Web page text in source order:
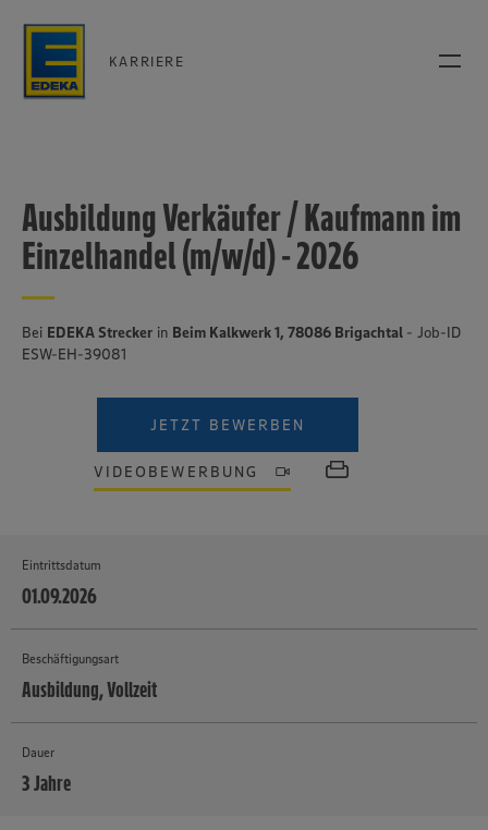
KARRIERE
Ausbildung Verkäufer / Kaufmann im
Einzelhandel (m/w/d) - 2026
Bei EDEKA Strecker in Beim Kalkwerk 1, 78086 Brigachtal - Job-ID
ESW-EH-39081
JETZT BEWERBEN
VIDEOBEWERBUNG
Eintrittsdatum
01.09.2026
Beschäftigungsart
Ausbildung, Vollzeit
Dauer
3 Jahre